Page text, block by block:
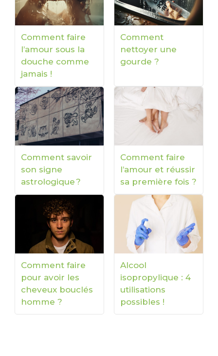
Comment faire
l’amour sous la
douche comme
jamais !
Comment
nettoyer une
gourde ?
Comment savoir
son signe
astrologique ?
Comment faire
l’amour et réussir
sa première fois ?
Comment faire
pour avoir les
cheveux bouclés
homme ?
Alcool
isopropylique : 4
utilisations
possibles !